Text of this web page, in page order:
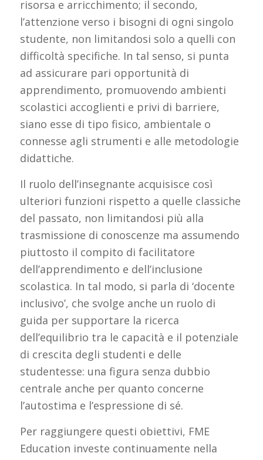
risorsa e arricchimento; il secondo,
l’attenzione verso i bisogni di ogni singolo
studente, non limitandosi solo a quelli con
difficoltà specifiche. In tal senso, si punta
ad assicurare pari opportunità di
apprendimento, promuovendo ambienti
scolastici accoglienti e privi di barriere,
siano esse di tipo fisico, ambientale o
connesse agli strumenti e alle metodologie
didattiche.
Il ruolo dell’insegnante acquisisce così
ulteriori funzioni rispetto a quelle classiche
del passato, non limitandosi più alla
trasmissione di conoscenze ma assumendo
piuttosto il compito di facilitatore
dell’apprendimento e dell’inclusione
scolastica. In tal modo, si parla di ‘docente
inclusivo’, che svolge anche un ruolo di
guida per supportare la ricerca
dell’equilibrio tra le capacità e il potenziale
di crescita degli studenti e delle
studentesse: una figura senza dubbio
centrale anche per quanto concerne
l’autostima e l’espressione di sé.
Per raggiungere questi obiettivi, FME
Education investe continuamente nella